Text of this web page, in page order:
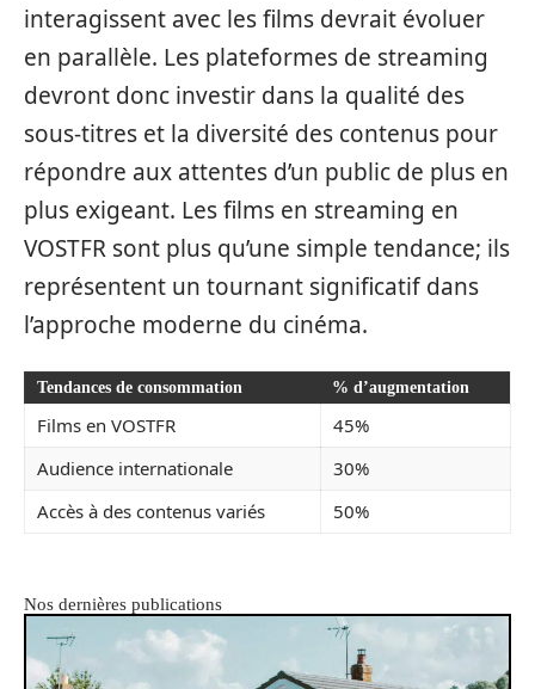
interagissent avec les films devrait évoluer
en parallèle. Les plateformes de streaming
devront donc investir dans la qualité des
sous-titres et la diversité des contenus pour
répondre aux attentes d’un public de plus en
plus exigeant. Les films en streaming en
VOSTFR sont plus qu’une simple tendance; ils
représentent un tournant significatif dans
l’approche moderne du cinéma.
Tendances de consommation % d’augmentation
Films en VOSTFR
45%
Audience internationale
30%
Accès à des contenus variés
50%
Nos dernières publications